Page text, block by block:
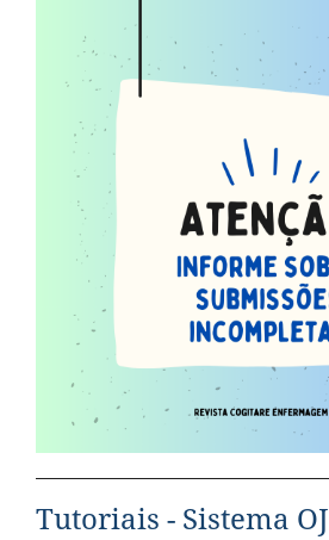
Tutoriais - Sistema